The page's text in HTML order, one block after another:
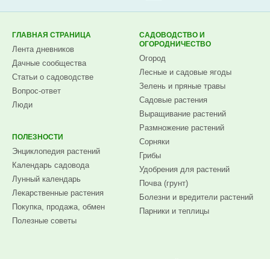
ГЛАВНАЯ СТРАНИЦА
Лента дневников
Дачные сообщества
Статьи о садоводстве
Вопрос-ответ
Люди
ПОЛЕЗНОСТИ
Энциклопедия растений
Календарь садовода
Лунный календарь
Лекарственные растения
Покупка, продажа, обмен
Полезные советы
САДОВОДСТВО И
ОГОРОДНИЧЕСТВО
Огород
Лесные и садовые ягоды
Зелень и пряные травы
Садовые растения
Выращивание растений
Размножение растений
Сорняки
Грибы
Удобрения для растений
Почва (грунт)
Болезни и вредители растений
Парники и теплицы